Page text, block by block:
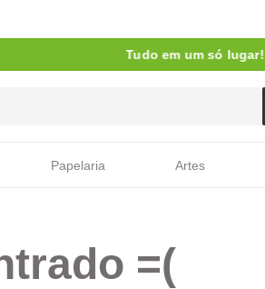
Tudo em um só lugar!
Papelaria Artes
=(